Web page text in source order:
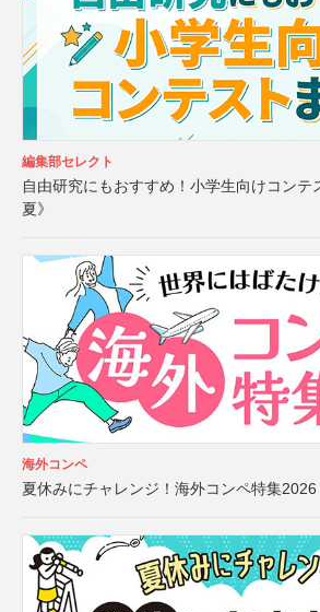
編集部セレクト
自由研究にもおすすめ！小学生向けコンテ
夏》
海外コンペ
夏休みにチャレンジ！海外コンペ特集2026